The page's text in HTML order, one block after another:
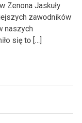
Zenona Jaskuły
zawodników
naszych
się to […]